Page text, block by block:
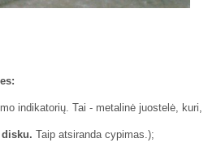
indikatorių. Tai - metalinė juostelė, kuri,
Taip atsiranda cypimas.);